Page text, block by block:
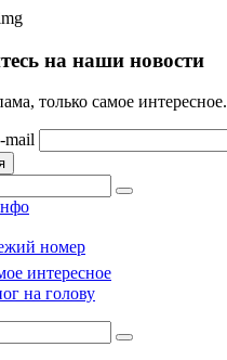
на наши новости
только самое интересное.
mail
номер
интересное
на голову